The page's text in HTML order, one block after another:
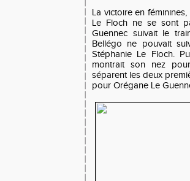
La victoire en
Le Floch ne se sont
Guennec suivait le
Bellégo ne pouvait
Stéphanie Le Floch.
montrait son nez
séparent les deux
pour Orégane Le